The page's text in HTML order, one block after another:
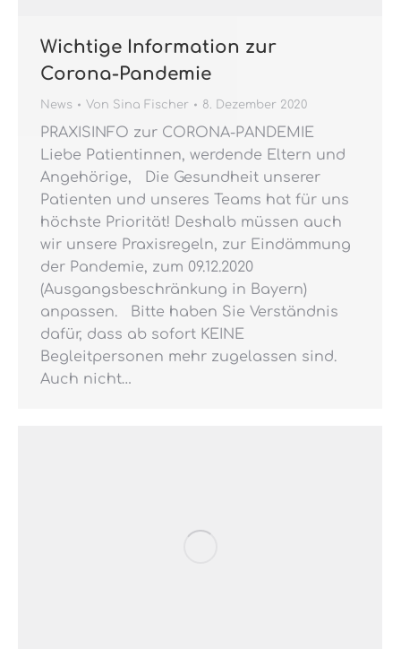
Wichtige Information zur
Corona-Pandemie
News Von Sina Fischer 8. Dezember 2020
PRAXISINFO zur CORONA-PANDEMIE
Liebe Patientinnen, werdende Eltern und
Angehörige, Die Gesundheit unserer
Patienten und unseres Teams hat für uns
höchste Priorität! Deshalb müssen auch
wir unsere Praxisregeln, zur Eindämmung
der Pandemie, zum 09.12.2020
(Ausgangsbeschränkung in Bayern)
anpassen. Bitte haben Sie Verständnis
dafür, dass ab sofort KEINE
Begleitpersonen mehr zugelassen sind.
Auch nicht…